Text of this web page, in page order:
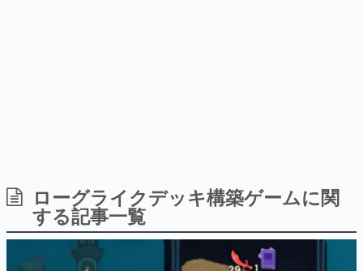
日本のコンテンツ産業やカルチャーに与えた影響を探る企
画です。
日本モバイルゲーム産業史
日本のモバイルゲーム史における主要なトピック・タイト
ルを網羅するほか、開発者へのインタビューや識者による
ローグライクデッキ構築ゲームに関
する記事一覧